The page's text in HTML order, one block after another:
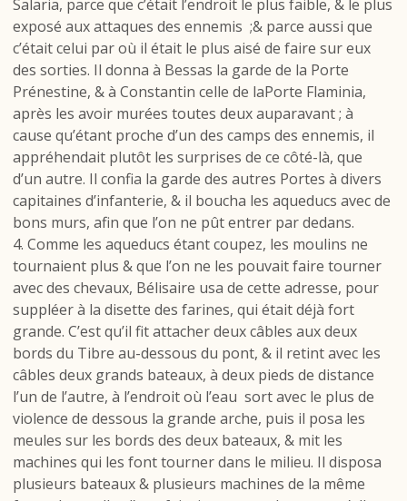
Salaria, parce que c’était l’endroit le plus faible, & le plus
exposé aux attaques des ennemis ;& parce aussi que
c’était celui par où il était le plus aisé de faire sur eux
des sorties. Il donna à Bessas la garde de la Porte
Prénestine, & à Constantin celle de laPorte Flaminia,
après les avoir murées toutes deux auparavant ; à
cause qu’étant proche d’un des camps des ennemis, il
appréhendait plutôt les surprises de ce côté-là, que
d’un autre. Il confia la garde des autres Portes à divers
capitaines d’infanterie, & il boucha les aqueducs avec de
bons murs, afin que l’on ne pût entrer par dedans.
4. Comme les aqueducs étant coupez, les moulins ne
tournaient plus & que l’on ne les pouvait faire tourner
avec des chevaux, Bélisaire usa de cette adresse, pour
suppléer à la disette des farines, qui était déjà fort
grande. C’est qu’il fit attacher deux câbles aux deux
bords du Tibre au-dessous du pont, & il retint avec les
câbles deux grands bateaux, à deux pieds de distance
l’un de l’autre, à l’endroit où l’eau sort avec le plus de
violence de dessous la grande arche, puis il posa les
meules sur les bords des deux bateaux, & mit les
machines qui les font tourner dans le milieu. Il disposa
plusieurs bateaux & plusieurs machines de la même